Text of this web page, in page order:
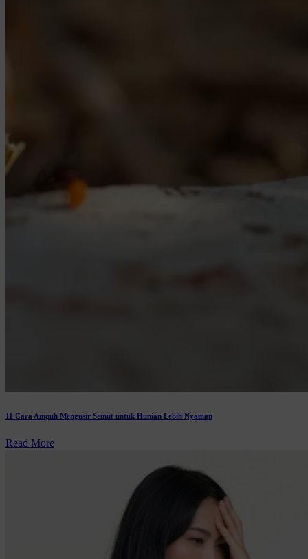
11 Cara Ampuh Mengusir Semut untuk Hunian Lebih Nyaman
Read More